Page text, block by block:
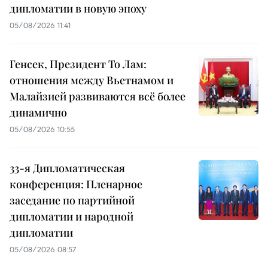
дипломатии в новую эпоху
05/08/2026 11:41
Генсек, Президент То Лам:
отношения между Вьетнамом и
Малайзией развиваются всё более
динамично
05/08/2026 10:55
33-я Дипломатическая
конференция: Пленарное
заседание по партийной
дипломатии и народной
дипломатии
05/08/2026 08:57